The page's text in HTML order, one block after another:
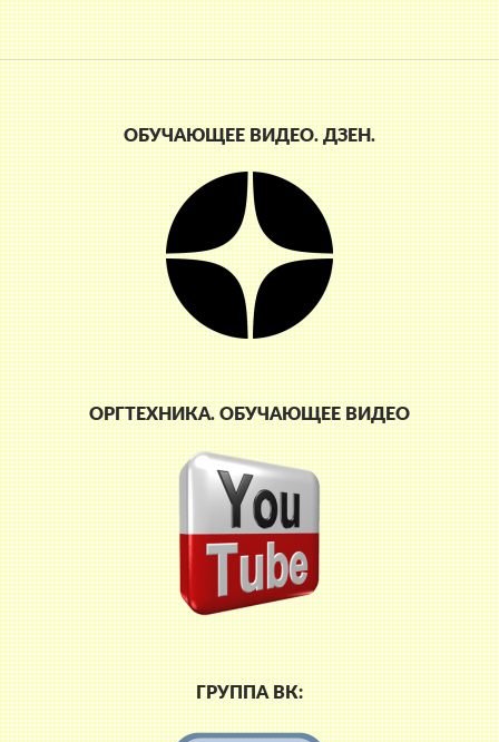
ОБУЧАЮЩЕЕ ВИДЕО. ДЗЕН.
ОРГТЕХНИКА. ОБУЧАЮЩЕЕ ВИДЕО
ГРУППА ВК: